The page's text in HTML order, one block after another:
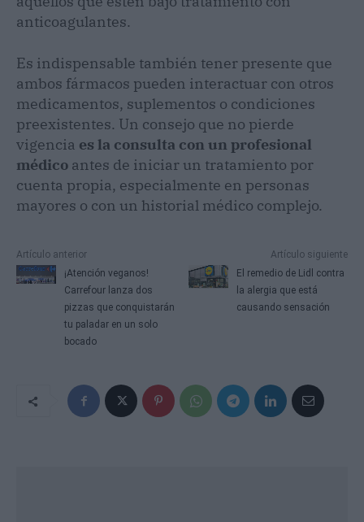
anticoagulantes.
Es indispensable también tener presente que
ambos fármacos pueden interactuar con otros
medicamentos, suplementos o condiciones
preexistentes. Un consejo que no pierde
vigencia es la consulta con un profesional
médico antes de iniciar un tratamiento por
cuenta propia, especialmente en personas
mayores o con un historial médico complejo.
Artículo anterior
¡Atención veganos!
Carrefour lanza dos
pizzas que conquistarán
tu paladar en un solo
bocado
Artículo siguiente
El remedio de Lidl contra
la alergia que está
causando sensación